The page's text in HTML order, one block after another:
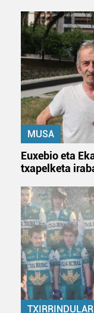
MUSA
Euxebio eta
txapelketa